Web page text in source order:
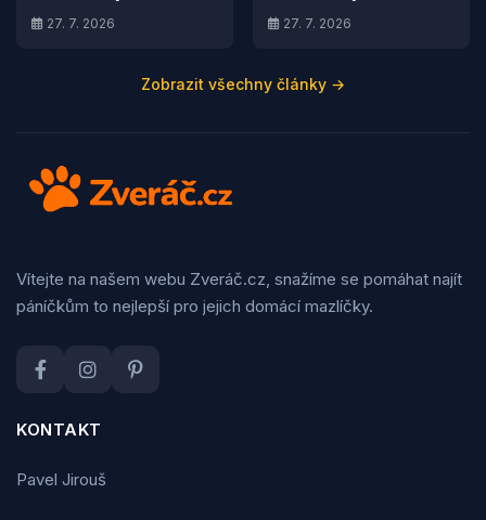
27. 7. 2026 27. 7. 2026
Zobrazit všechny články →
Vítejte na našem webu Zveráč.cz, snažíme se pomáhat najít
páníčkům to nejlepší pro jejich domácí mazlíčky.
KONTAKT
Pavel Jirouš